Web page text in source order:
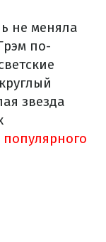
не меняла
по-
звезда
популярного